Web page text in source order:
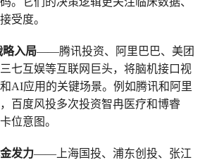
受度。
略入局——腾讯投资、阿里巴巴、美团
七互娱等互联网巨头，将脑机接口视
AI应用的关键场景。例如腾讯和阿里
百度风投多次投资智冉医疗和博睿
位意图。
发力——上海国投、浦东创投、张江